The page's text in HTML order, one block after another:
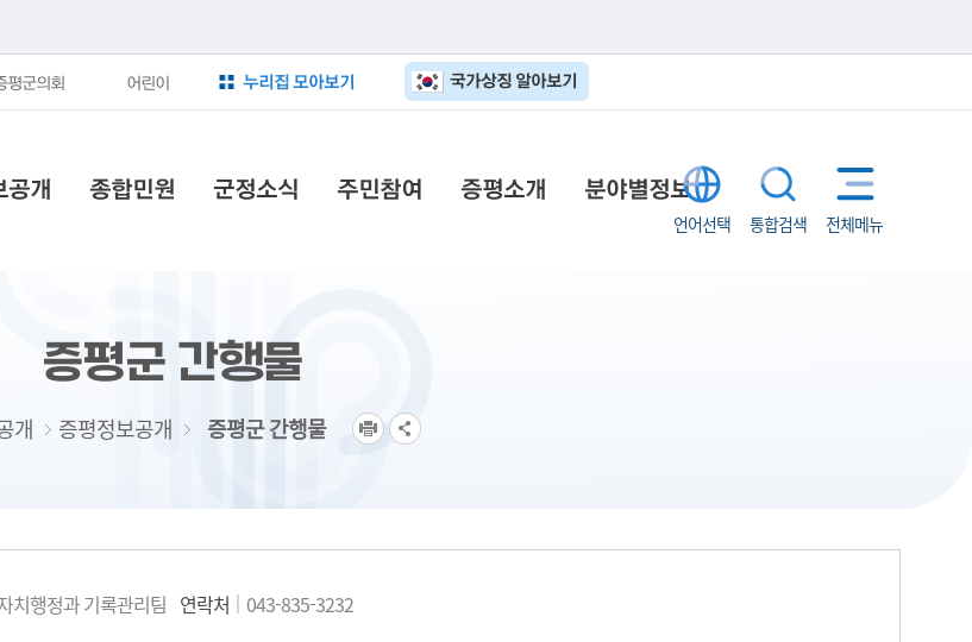
평군의회 어린이 누리집 모아보기 국가상징 알아보기
언어선택 통합검색 전체메뉴
공개 종합민원 군정소식 주민참여 증평소개 분야별정보
증평군 간행물
개 증평정보공개 증평군 간행물
치행정과 기록관리팀 연락처 043-835-3232